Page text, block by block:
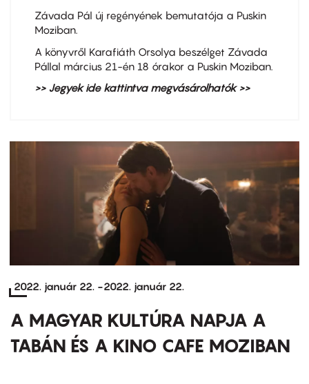
Závada Pál új regényének bemutatója a Puskin
Moziban.
A könyvről Karafiáth Orsolya beszélget Závada
Pállal március 21-én 18 órakor a Puskin Moziban.
>> Jegyek ide kattintva megvásárolhatók >>
2022. január 22. -2022. január 22.
A MAGYAR KULTÚRA NAPJA A
TABÁN ÉS A KINO CAFE MOZIBAN